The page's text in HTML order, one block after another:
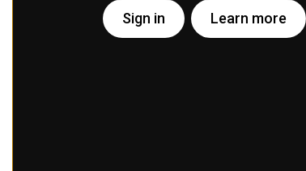
Sign in Learn more